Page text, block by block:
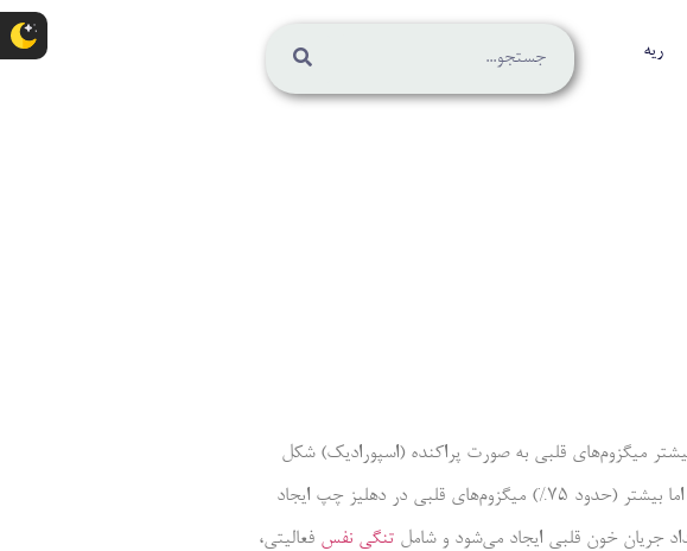
ریه
میگزوم‌های قلبی به صورت پراکنده (اسپورادیک) شکل
می‌گیرند؛ با این حال، حدود 10% از آن‌ها ارثی هستند (الگوی اتوزوم غالب). میگزوم ممکن است در هر محفظه‌ای از قلب ایجاد شوند، اما بیشتر (حدود 75%) میگزوم‌های قلبی در دهلیز چپ ایجاد
جریان خون قلبی ایجاد می‌شود و شامل تنگی نفس فعالیتی،